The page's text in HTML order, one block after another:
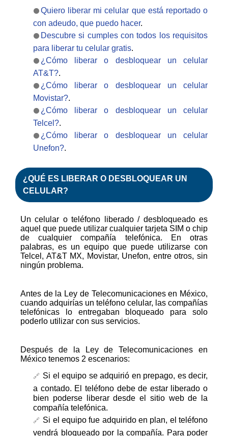
Quiero liberar mi celular que está reportado o
con adeudo, que puedo hacer.
Descubre si cumples con todos los requisitos
para liberar tu celular gratis.
¿Cómo liberar o desbloquear un celular
AT&T?.
¿Cómo liberar o desbloquear un celular
Movistar?.
¿Cómo liberar o desbloquear un celular
Telcel?.
¿Cómo liberar o desbloquear un celular
Unefon?.
¿QUÉ ES LIBERAR O DESBLOQUEAR UN
CELULAR?
Un celular o teléfono liberado / desbloqueado es
aquel que puede utilizar cualquier tarjeta SIM o chip
de cualquier compañía telefónica. En otras
palabras, es un equipo que puede utilizarse con
Telcel, AT&T MX, Movistar, Unefon, entre otros, sin
ningún problema.
Antes de la Ley de Telecomunicaciones en México,
cuando adquirías un teléfono celular, las compañías
telefónicas lo entregaban bloqueado para solo
poderlo utilizar con sus servicios.
Después de la Ley de Telecomunicaciones en
México tenemos 2 escenarios:
Si el equipo se adquirió en prepago, es decir,
a contado. El teléfono debe de estar liberado o
bien poderse liberar desde el sitio web de la
compañía telefónica.
Si el equipo fue adquirido en plan, el teléfono
vendrá bloqueado por la compañía. Para poder